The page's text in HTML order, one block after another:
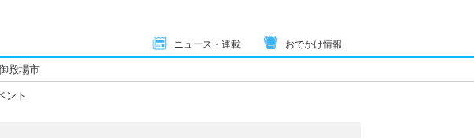
ニュース・連載 おでかけ情報
殿場市
ント